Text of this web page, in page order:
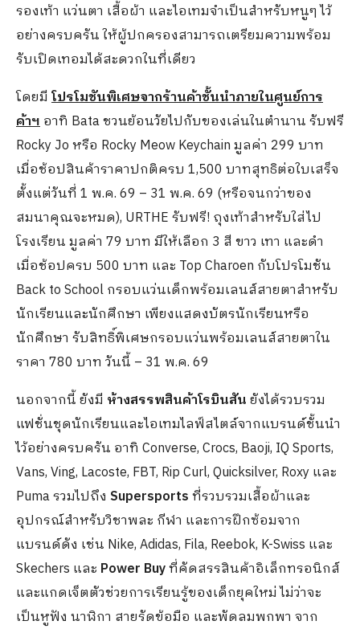
รองเท้า แว่นตา เสื้อผ้า และไอเทมจำเป็นสำหรับหนูๆ ไว้
อย่างครบครัน ให้ผู้ปกครองสามารถเตรียมความพร้อม
รับเปิดเทอมได้สะดวกในที่เดียว
โดยมี โปรโมชันพิเศษจากร้านค้าชั้นนำภายในศูนย์การ
ค้าฯอาทิ Bata ชวนย้อนวัยไปกับของเล่นในตำนาน รับฟรี
Rocky Jo หรือ Rocky Meow Keychain มูลค่า 299 บาท
เมื่อช้อปสินค้าราคาปกติครบ 1,500 บาทสุทธิต่อใบเสร็จ
ตั้งแต่วันที่ 1 พ.ค. 69 – 31 พ.ค. 69 (หรือจนกว่าของ
สมนาคุณจะหมด), URTHE รับฟรี! ถุงเท้าสำหรับใส่ไป
โรงเรียน มูลค่า 79 บาท มีให้เลือก 3 สี ขาว เทา และดำ
เมื่อช้อปครบ 500 บาท และ Top Charoen กับโปรโมชัน
Back to School กรอบแว่นเด็กพร้อมเลนส์สายตาสำหรับ
นักเรียนและนักศึกษา เพียงแสดงบัตรนักเรียนหรือ
นักศึกษา รับสิทธิ์พิเศษกรอบแว่นพร้อมเลนส์สายตาใน
ราคา 780 บาท วันนี้ – 31 พ.ค. 69
นอกจากนี้ ยังมี ห้างสรรพสินค้าโรบินสันยังได้รวบรวม
แฟชั่นชุดนักเรียนและไอเทมไลฟ์สไตล์จากแบรนด์ชั้นนำ
ไว้อย่างครบครัน อาทิ Converse, Crocs, Baoji, IQ Sports,
Vans, Ving, Lacoste, FBT, Rip Curl, Quicksilver, Roxy และ
Puma รวมไปถึง Supersportsที่รวบรวมเสื้อผ้าและ
อุปกรณ์สำหรับวิชาพละ กีฬา และการฝึกซ้อมจาก
แบรนด์ดัง เช่น Nike, Adidas, Fila, Reebok, K-Swiss และ
Skechers และ Power Buyที่คัดสรรสินค้าอิเล็กทรอนิกส์
และแกดเจ็ตตัวช่วยการเรียนรู้ของเด็กยุคใหม่ ไม่ว่าจะ
เป็นหูฟัง นาฬิกา สายรัดข้อมือ และพัดลมพกพา จาก